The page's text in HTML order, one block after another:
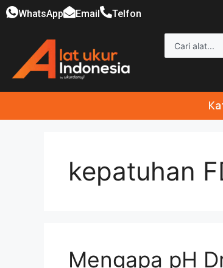
WhatsApp Email Telfon
kepatuhan
Mengapa pH